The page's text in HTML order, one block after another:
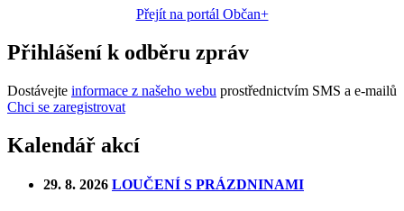
Přejít na portál Občan+
Přihlášení k odběru zpráv
Dostávejte informace z našeho webu prostřednictvím SMS a e-mailů
Chci se zaregistrovat
Kalendář akcí
29. 8. 2026 LOUČENÍ S PRÁZDNINAMI